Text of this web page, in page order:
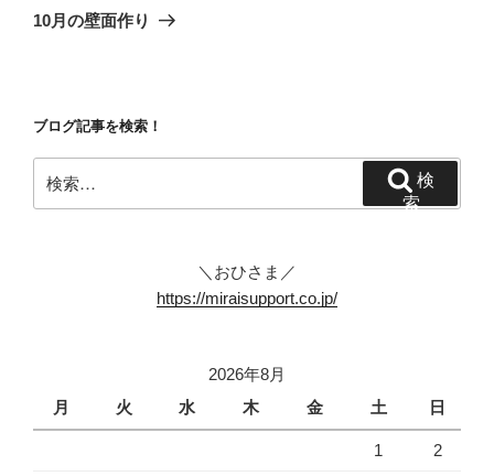
ゲ
ン
の
10月の壁面作り
ブログ記事を検索！
索:
索
＼おひさま／
https://miraisupport.co.jp/
2026年8月
月
火 水 木 金 土 日
1 2